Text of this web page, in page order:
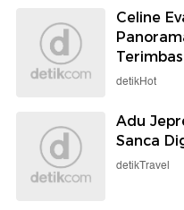
Celine
detikHot
Adu
Sanca
detikTravel